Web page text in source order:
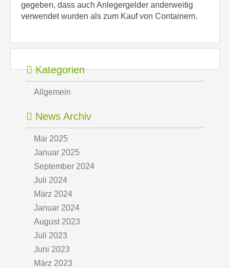
gegeben, dass auch Anlegergelder anderweitig
verwendet wurden als zum Kauf von Containern.
Kategorien
Allgemein
News Archiv
Mai 2025
Januar 2025
September 2024
Juli 2024
März 2024
Januar 2024
August 2023
Juli 2023
Juni 2023
März 2023